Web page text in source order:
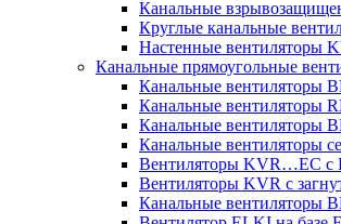
Канальные
Круглые канальные
Настенные вентиляторы
Канальные прямоугольные
Канальные вентиляторы
Канальные вентиляторы
Канальные вентиляторы
Канальные вентиляторы
Вентиляторы KVR…EC с
Вентиляторы KVR с
Канальные вентиляторы